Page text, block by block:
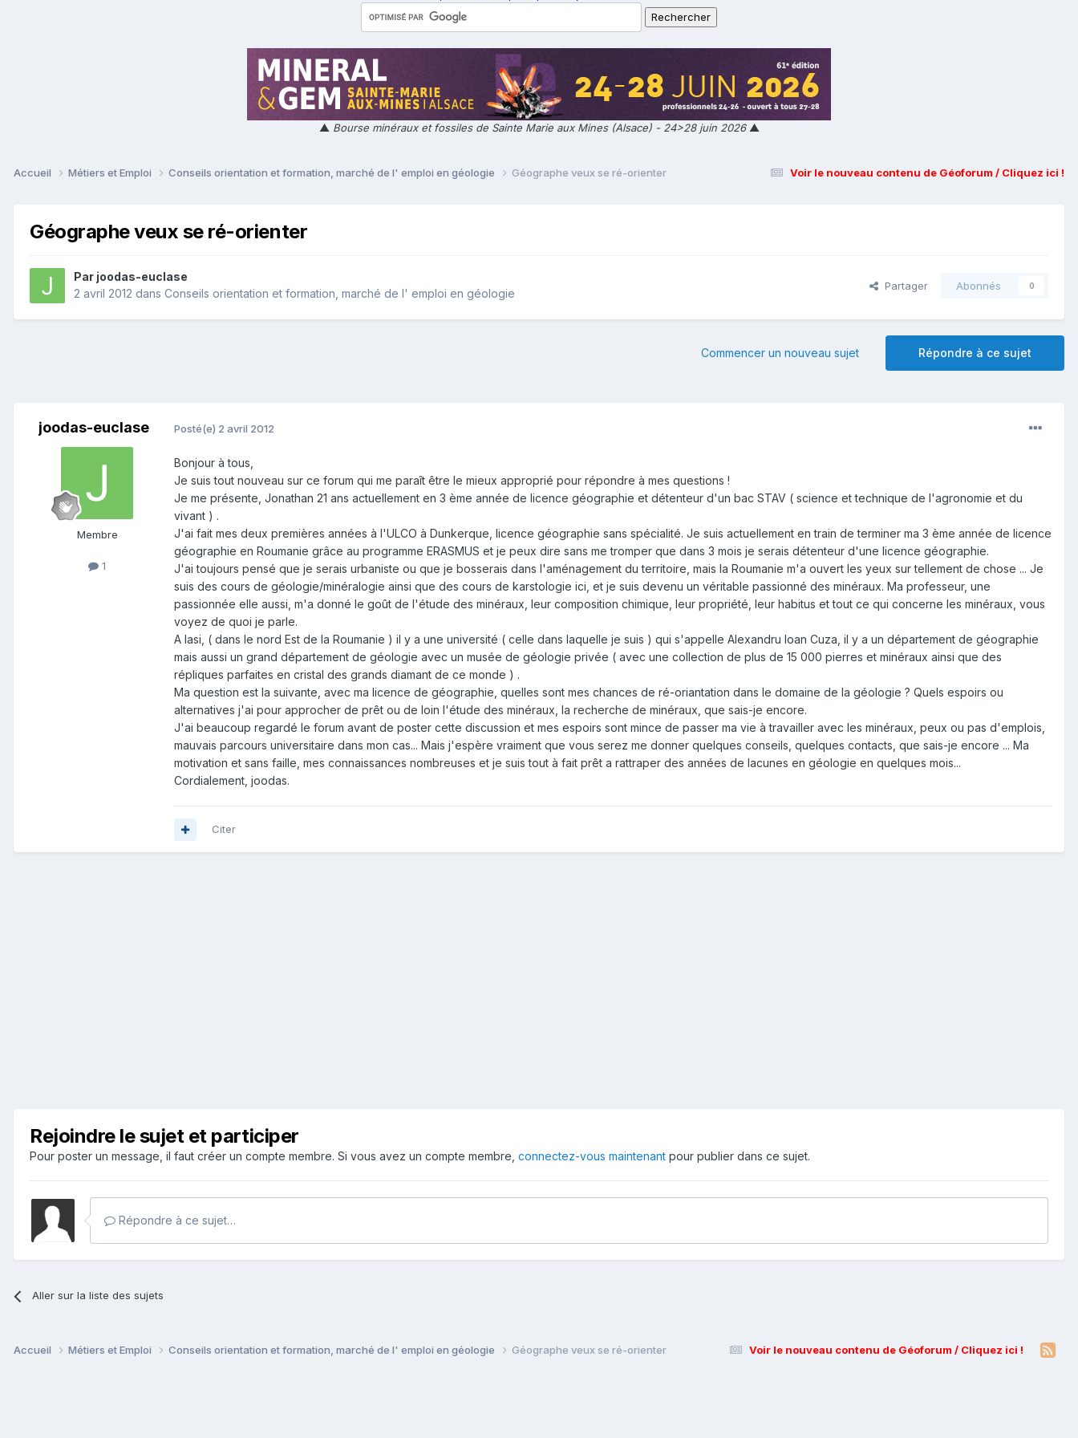
▲ Bourse minéraux et fossiles de Sainte Marie aux Mines (Alsace) - 24>28 juin 2026▲
Voir le nouveau contenu de Géoforum / Cliquez ici !
Accueil Métiers et Emploi Conseils orientation et formation, marché de l' emploi en géologie Géographe veux se ré-orienter
Géographe veux se ré-orienter
Par joodas-euclase
2 avril 2012 dans Conseils orientation et formation, marché de l' emploi en géologie
Partager Abonnés 0
Répondre à ce sujet
Commencer un nouveau sujet
joodas-euclase
Membre
1
Posté(e) 2 avril 2012
Bonjour à tous,
Je suis tout nouveau sur ce forum qui me paraît être le mieux approprié pour répondre à mes questions !
Je me présente, Jonathan 21 ans actuellement en 3 ème année de licence géographie et détenteur d'un bac STAV ( science et technique de l'agronomie et du
vivant ) .
J'ai fait mes deux premières années à l'ULCO à Dunkerque, licence géographie sans spécialité. Je suis actuellement en train de terminer ma 3 ème année de licence
géographie en Roumanie grâce au programme ERASMUS et je peux dire sans me tromper que dans 3 mois je serais détenteur d'une licence géographie.
J'ai toujours pensé que je serais urbaniste ou que je bosserais dans l'aménagement du territoire, mais la Roumanie m'a ouvert les yeux sur tellement de chose ... Je
suis des cours de géologie/minéralogie ainsi que des cours de karstologie ici, et je suis devenu un véritable passionné des minéraux. Ma professeur, une
passionnée elle aussi, m'a donné le goût de l'étude des minéraux, leur composition chimique, leur propriété, leur habitus et tout ce qui concerne les minéraux, vous
voyez de quoi je parle.
A Iasi, ( dans le nord Est de la Roumanie ) il y a une université ( celle dans laquelle je suis ) qui s'appelle Alexandru Ioan Cuza, il y a un département de géographie
mais aussi un grand département de géologie avec un musée de géologie privée ( avec une collection de plus de 15 000 pierres et minéraux ainsi que des
répliques parfaites en cristal des grands diamant de ce monde ) .
Ma question est la suivante, avec ma licence de géographie, quelles sont mes chances de ré-oriantation dans le domaine de la géologie ? Quels espoirs ou
alternatives j'ai pour approcher de prêt ou de loin l'étude des minéraux, la recherche de minéraux, que sais-je encore.
J'ai beaucoup regardé le forum avant de poster cette discussion et mes espoirs sont mince de passer ma vie à travailler avec les minéraux, peux ou pas d'emplois,
mauvais parcours universitaire dans mon cas... Mais j'espère vraiment que vous serez me donner quelques conseils, quelques contacts, que sais-je encore ... Ma
motivation et sans faille, mes connaissances nombreuses et je suis tout à fait prêt a rattraper des années de lacunes en géologie en quelques mois...
Cordialement, joodas.
Citer
Rejoindre le sujet et participer
Pour poster un message, il faut créer un compte membre. Si vous avez un compte membre, connectez-vous maintenant pour publier dans ce sujet.
Répondre à ce sujet…
Aller sur la liste des sujets
Voir le nouveau contenu de Géoforum / Cliquez ici !
Accueil Métiers et Emploi Conseils orientation et formation, marché de l' emploi en géologie Géographe veux se ré-orienter